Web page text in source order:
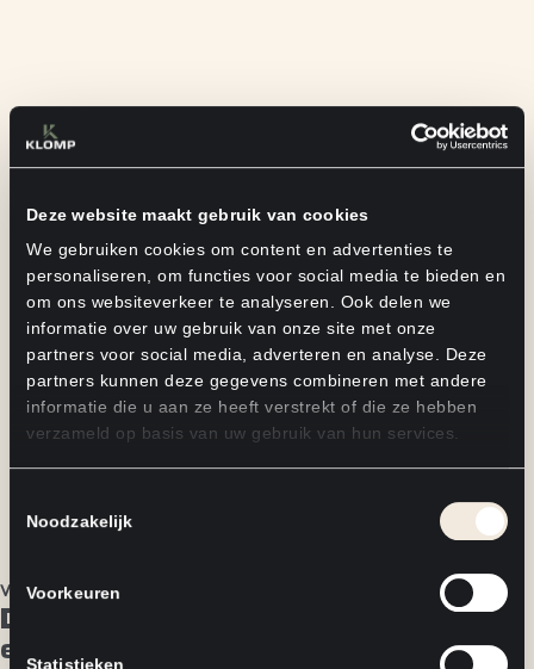
Deze website maakt gebruik van cookies
We gebruiken cookies om content en advertenties te
personaliseren, om functies voor social media te bieden en
om ons websiteverkeer te analyseren. Ook delen we
informatie over uw gebruik van onze site met onze
partners voor social media, adverteren en analyse. Deze
partners kunnen deze gegevens combineren met andere
informatie die u aan ze heeft verstrekt of die ze hebben
verzameld op basis van uw gebruik van hun services.
Noodzakelijk
Voorkeuren
Statistieken
Voor architecten en stylisten
Dé interieurbouwer voor architecten
en stylisten